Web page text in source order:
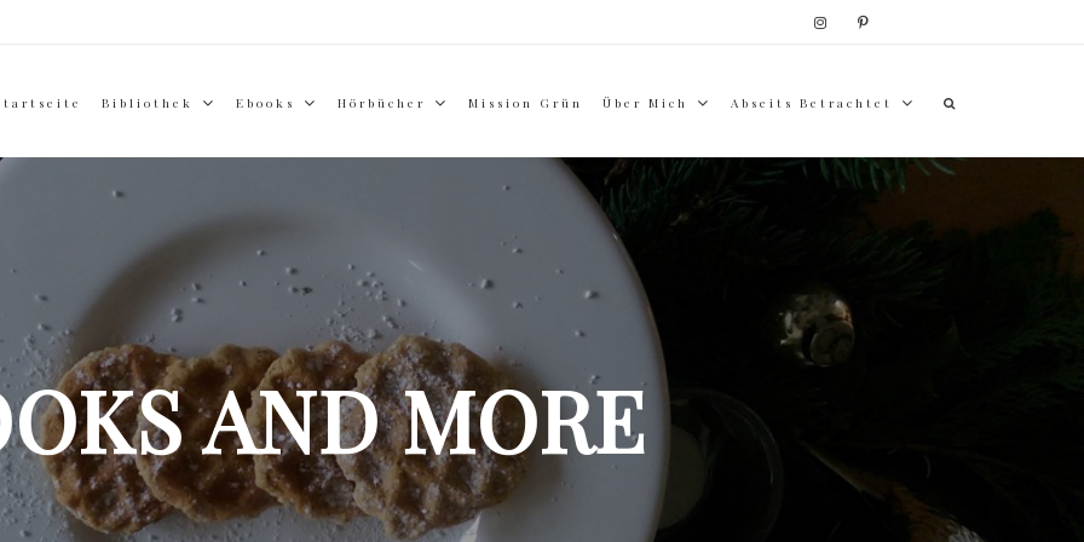
Bibliothek Ebooks Hörbücher Mission Grün Über Mich Abseits Betrachtet
AND MORE